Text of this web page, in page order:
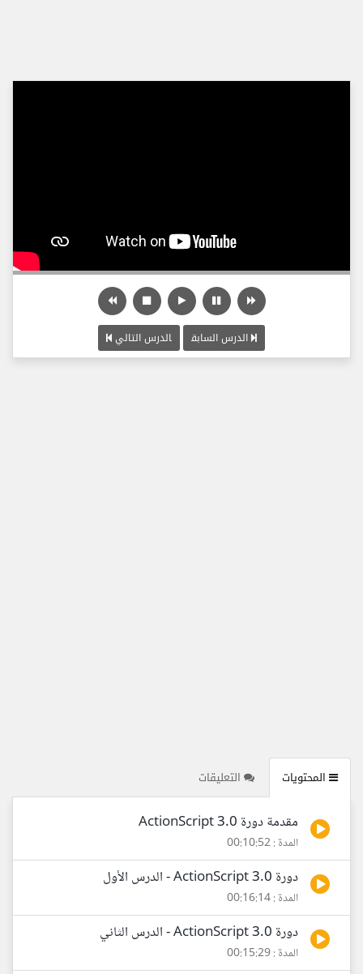
الدرس السابق الدرس التالي
المحتويات التعليقات
مقدمة دورة ActionScript 3.0
المدة : 00:10:52
دورة ActionScript 3.0 - الدرس الأول
المدة : 00:16:14
دورة ActionScript 3.0 - الدرس الثاني
المدة : 00:15:29